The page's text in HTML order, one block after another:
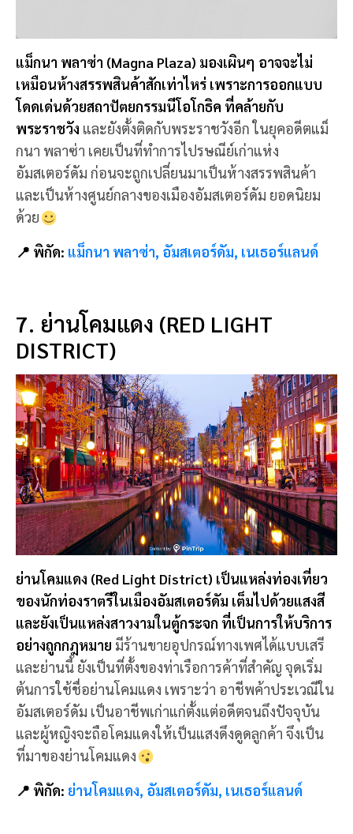
เหมือนห้างสรรพสินค้าสักเท่าไหร่ เพราะการออกแบบ
โดดเด่นด้วยสถาปัตยกรรมนีโอโกธิค ที่คล้ายกับ
พระราชวังและยังตั้งติดกับพระราชวังอีก ในยุคอดีตแม็
กนา พลาซ่า เคยเป็นที่ทำการไปรษณีย์เก่าแห่ง
อัมสเตอร์ดัม ก่อนจะถูกเปลี่ยนมาเป็นห้างสรรพสินค้า
และเป็นห้างศูนย์กลางของเมืองอัมสเตอร์ดัม ยอดนิยม
ด้วย
📍 พิกัด:
DISTRICT)
ย่านโคมแดง (Red Light District) เป็นแหล่งท่องเที่ยว
และยังเป็นแหล่งสาวงามในตู้กระจก ที่เป็นการให้บริการ
อย่างถูกกฎหมายมีร้านขายอุปกรณ์ทางเพศได้แบบเสรี
และย่านนี้ ยังเป็นที่ตั้งของท่าเรือการค้าที่สำคัญ จุดเริ่ม
ต้นการใช้ชื่อย่านโคมแดง เพราะว่า อาชีพค้าประเวณีใน
อัมสเตอร์ดัม เป็นอาชีพเก่าแก่ตั้งแต่อดีตจนถึงปัจจุบัน
และผู้หญิงจะถือโคมแดงให้เป็นแสงดึงดูดลูกค้า จึงเป็น
ที่มาของย่านโคมแดง
📍 พิกัด:ย่านโคมแดง, อัมสเตอร์ดัม, เนเธอร์แลนด์